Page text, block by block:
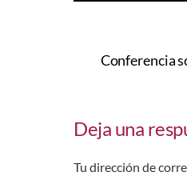
Conferencia
Deja una
Tu dirección de